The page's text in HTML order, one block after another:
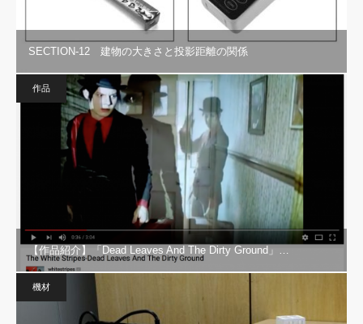
SECTION-12 建物の大きさと投影距離の関係
作品
【作品紹介】「Dead Leaves And The Dirty Ground」…
機材